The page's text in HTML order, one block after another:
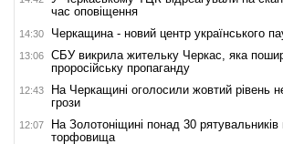
час оповіщення
14:30 Черкащина - новий центр українського
13:06
СБУ викрила жительку Черкас, яка
проросійську пропаганду
12:43
На Черкащині оголосили жовтий рівень
грози
12:07
На Золотоніщині понад 30
торфовища